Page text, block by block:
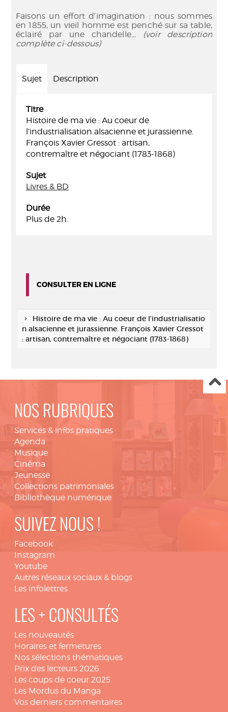
Faisons un effort d’imagination : nous sommes
en 1855, un vieil homme est penché sur sa table,
éclairé par une chandelle... (voir description
complète ci-dessous)
Sujet Description
Titre
Histoire de ma vie : Au coeur de
l’industrialisation alsacienne et jurassienne.
François Xavier Gressot : artisan,
contremaître et négociant (1783-1868)
Sujet
Livres & BD
Durée
Plus de 2h.
CONSULTER EN LIGNE
Histoire de ma vie : Au coeur de l’industrialisatio
n alsacienne et jurassienne. François Xavier Gressot
: artisan, contremaître et négociant (1783-1868)
NOS RUBRIQUES
Services & infos pratiques
Agenda
Musique
Cinéma
Jeunesse
Collections patrimoniales
Bibliothèque numérique
SUIVEZ NOUS !
Facebook
Instagram
Youtube
Autres réseaux sociaux & blogs
Les infolettres
LES + CONSULTÉS
Les nouveautés
Horaires et fermetures
Nos sélections thématiques
Prix des lecteurs 2026
Les coups de coeur 2025
Les Mordus du Manga
Vos derniers commentaires